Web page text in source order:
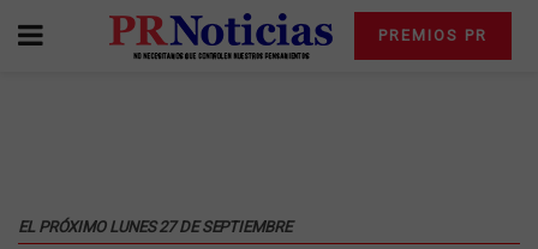
PREMIOS PR
EL PRÓXIMO LUNES 27 DE SEPTIEMBRE